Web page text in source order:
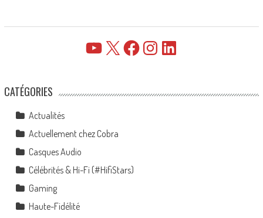
YouTube FacebookInstagramLinkedIn
CATÉGORIES
Actualités
Actuellement chez Cobra
Casques Audio
Célébrités & Hi-Fi (#HifiStars)
Gaming
Haute-Fidélité